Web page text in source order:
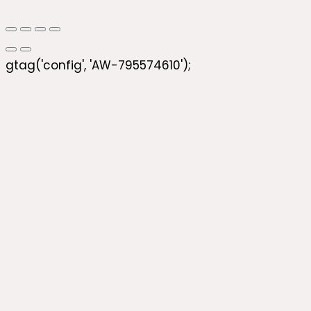
gtag('config', 'AW-795574610');